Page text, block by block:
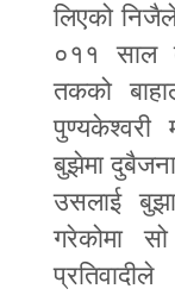
लिएको
०११ साल
तकको
बुझेमा
उसलाई
गरेकोमा